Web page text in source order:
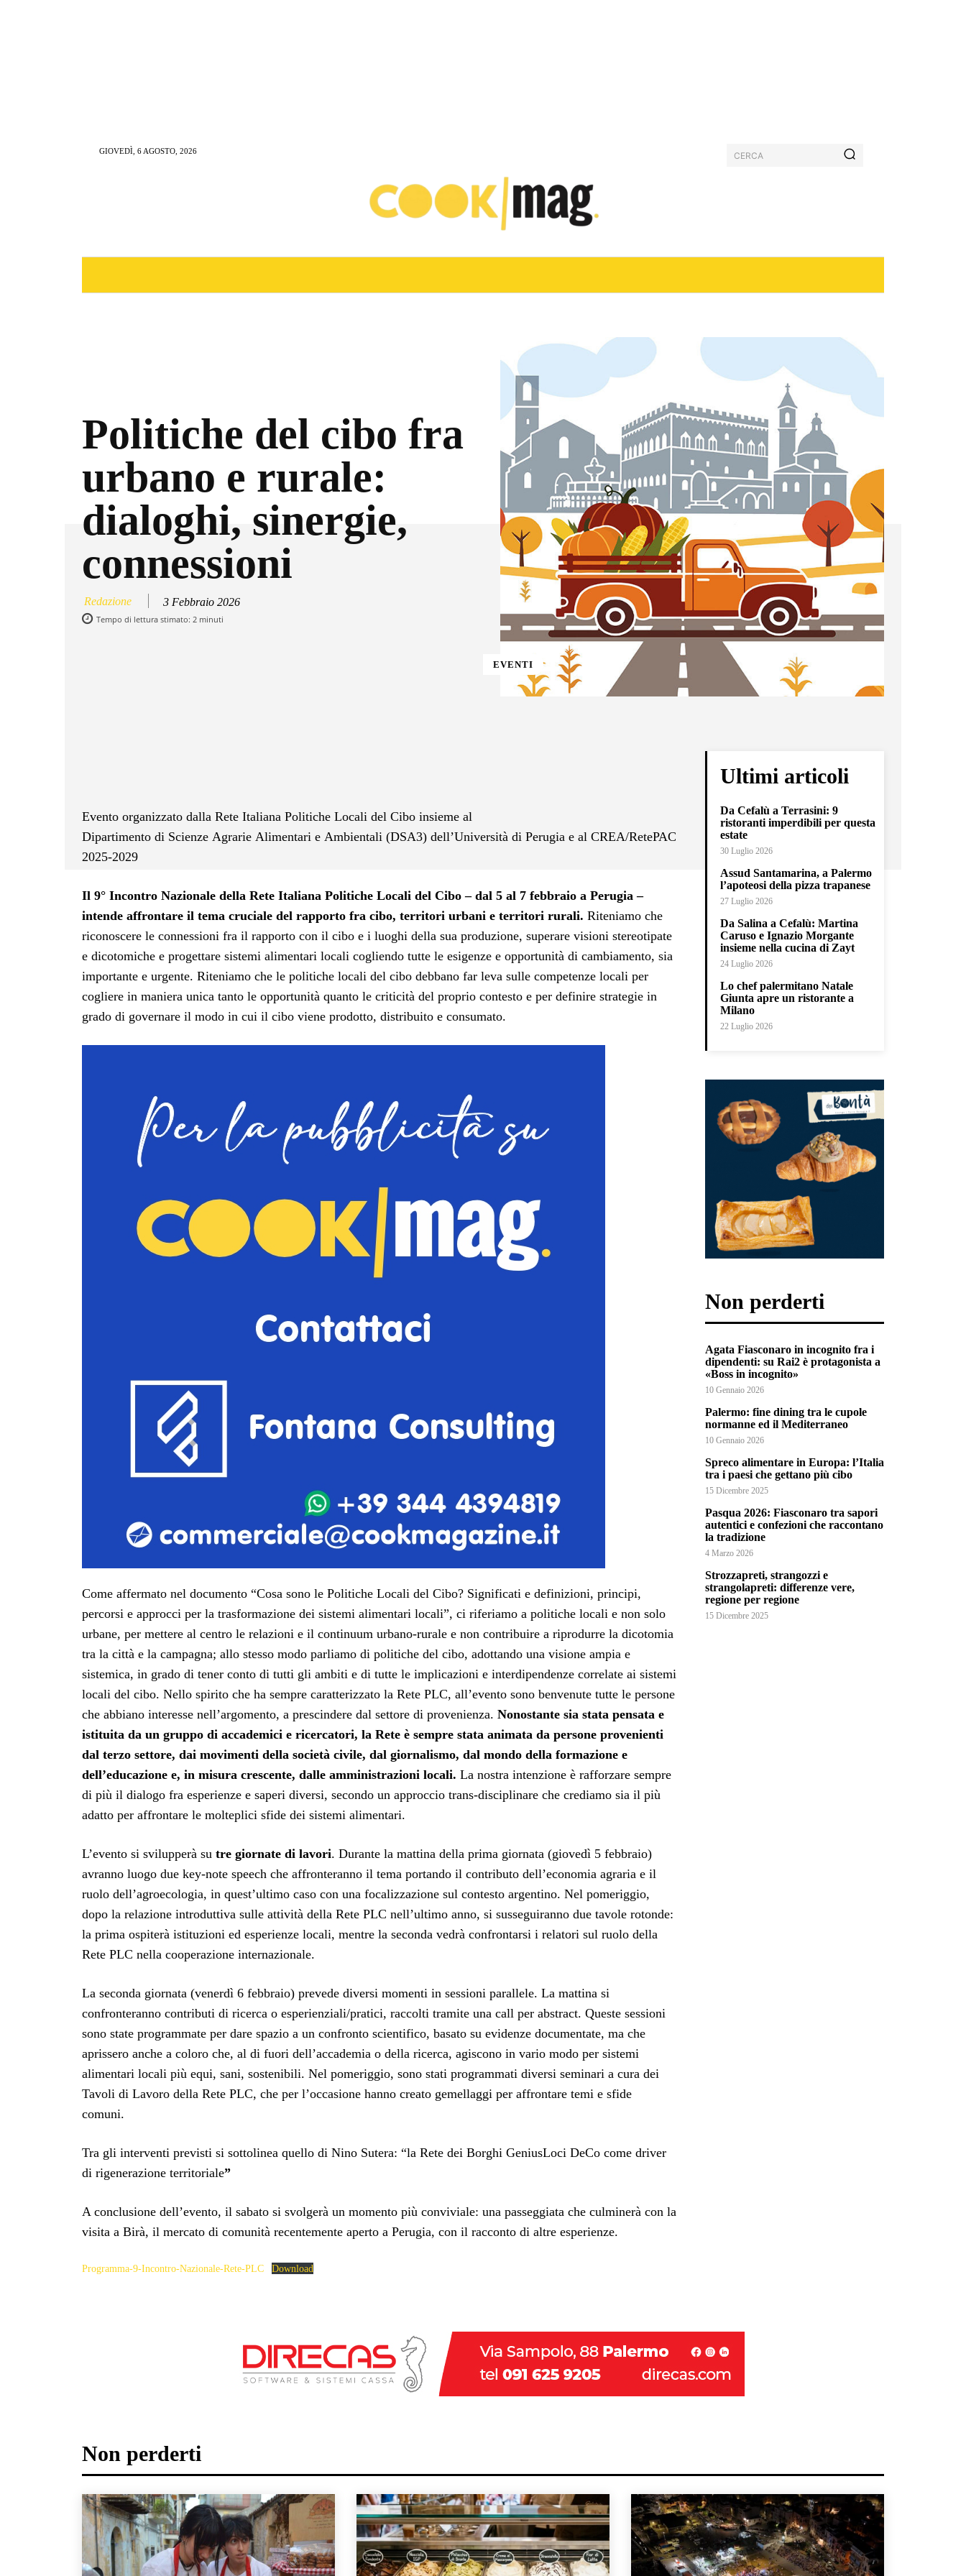
GIOVEDÌ, 6 AGOSTO, 2026 CERCA
Politiche del cibo fra
urbano e rurale:
dialoghi, sinergie,
connessioni
Redazione 3 Febbraio 2026
Tempo di lettura stimato: 2 minuti
EVENTI
Evento organizzato dalla Rete Italiana Politiche Locali del Cibo insieme al
Dipartimento di Scienze Agrarie Alimentari e Ambientali (DSA3) dell’Università di Perugia e al CREA/RetePAC
2025-2029
Il 9° Incontro Nazionale della Rete Italiana Politiche Locali del Cibo – dal 5 al 7 febbraio a Perugia –
intende affrontare il tema cruciale del rapporto fra cibo, territori urbani e territori rurali. Riteniamo che
riconoscere le connessioni fra il rapporto con il cibo e i luoghi della sua produzione, superare visioni stereotipate
e dicotomiche e progettare sistemi alimentari locali cogliendo tutte le esigenze e opportunità di cambiamento, sia
importante e urgente. Riteniamo che le politiche locali del cibo debbano far leva sulle competenze locali per
cogliere in maniera unica tanto le opportunità quanto le criticità del proprio contesto e per definire strategie in
grado di governare il modo in cui il cibo viene prodotto, distribuito e consumato.
Come affermato nel documento “Cosa sono le Politiche Locali del Cibo? Significati e definizioni, principi,
percorsi e approcci per la trasformazione dei sistemi alimentari locali”, ci riferiamo a politiche locali e non solo
urbane, per mettere al centro le relazioni e il continuum urbano-rurale e non contribuire a riprodurre la dicotomia
tra la città e la campagna; allo stesso modo parliamo di politiche del cibo, adottando una visione ampia e
sistemica, in grado di tener conto di tutti gli ambiti e di tutte le implicazioni e interdipendenze correlate ai sistemi
locali del cibo. Nello spirito che ha sempre caratterizzato la Rete PLC, all’evento sono benvenute tutte le persone
che abbiano interesse nell’argomento, a prescindere dal settore di provenienza. Nonostante sia stata pensata e
istituita da un gruppo di accademici e ricercatori, la Rete è sempre stata animata da persone provenienti
dal terzo settore, dai movimenti della società civile, dal giornalismo, dal mondo della formazione e
dell’educazione e, in misura crescente, dalle amministrazioni locali. La nostra intenzione è rafforzare sempre
di più il dialogo fra esperienze e saperi diversi, secondo un approccio trans-disciplinare che crediamo sia il più
adatto per affrontare le molteplici sfide dei sistemi alimentari.
L’evento si svilupperà su tre giornate di lavori. Durante la mattina della prima giornata (giovedì 5 febbraio)
avranno luogo due key-note speech che affronteranno il tema portando il contributo dell’economia agraria e il
ruolo dell’agroecologia, in quest’ultimo caso con una focalizzazione sul contesto argentino. Nel pomeriggio,
dopo la relazione introduttiva sulle attività della Rete PLC nell’ultimo anno, si susseguiranno due tavole rotonde:
la prima ospiterà istituzioni ed esperienze locali, mentre la seconda vedrà confrontarsi i relatori sul ruolo della
Rete PLC nella cooperazione internazionale.
La seconda giornata (venerdì 6 febbraio) prevede diversi momenti in sessioni parallele. La mattina si
confronteranno contributi di ricerca o esperienziali/pratici, raccolti tramite una call per abstract. Queste sessioni
sono state programmate per dare spazio a un confronto scientifico, basato su evidenze documentate, ma che
aprissero anche a coloro che, al di fuori dell’accademia o della ricerca, agiscono in vario modo per sistemi
alimentari locali più equi, sani, sostenibili. Nel pomeriggio, sono stati programmati diversi seminari a cura dei
Tavoli di Lavoro della Rete PLC, che per l’occasione hanno creato gemellaggi per affrontare temi e sfide
comuni.
Tra gli interventi previsti si sottolinea quello di Nino Sutera: “la Rete dei Borghi GeniusLoci DeCo come driver
di rigenerazione territoriale”
A conclusione dell’evento, il sabato si svolgerà un momento più conviviale: una passeggiata che culminerà con la
visita a Birà, il mercato di comunità recentemente aperto a Perugia, con il racconto di altre esperienze.
Programma-9-Incontro-Nazionale-Rete-PLC Download
Ultimi articoli
Da Cefalù a Terrasini: 9
ristoranti imperdibili per questa
estate
30 Luglio 2026
Assud Santamarina, a Palermo
l’apoteosi della pizza trapanese
27 Luglio 2026
Da Salina a Cefalù: Martina
Caruso e Ignazio Morgante
insieme nella cucina di Zayt
24 Luglio 2026
Lo chef palermitano Natale
Giunta apre un ristorante a
Milano
22 Luglio 2026
Non perderti
Agata Fiasconaro in incognito fra i
dipendenti: su Rai2 è protagonista a
«Boss in incognito»
10 Gennaio 2026
Palermo: fine dining tra le cupole
normanne ed il Mediterraneo
10 Gennaio 2026
Spreco alimentare in Europa: l’Italia
tra i paesi che gettano più cibo
15 Dicembre 2025
Pasqua 2026: Fiasconaro tra sapori
autentici e confezioni che raccontano
la tradizione
4 Marzo 2026
Strozzapreti, strangozzi e
strangolapreti: differenze vere,
regione per regione
15 Dicembre 2025
Non perderti